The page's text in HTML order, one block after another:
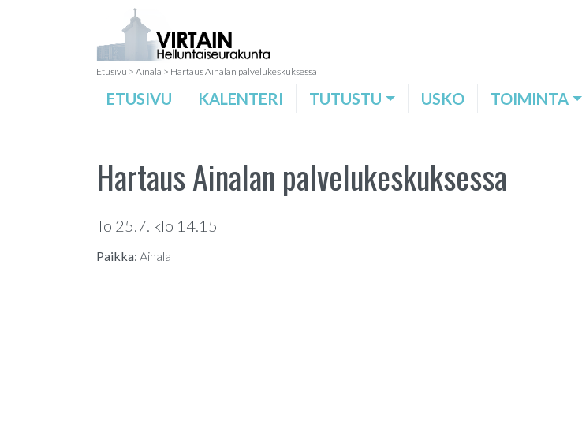
Etusivu > Ainala > Hartaus Ainalan palvelukeskuksessa
ETUSIVU KALENTERI TUTUSTU USKO TOIMINTA
Hartaus Ainalan palvelukeskuksessa
To 25.7. klo 14.15
Paikka: Ainala